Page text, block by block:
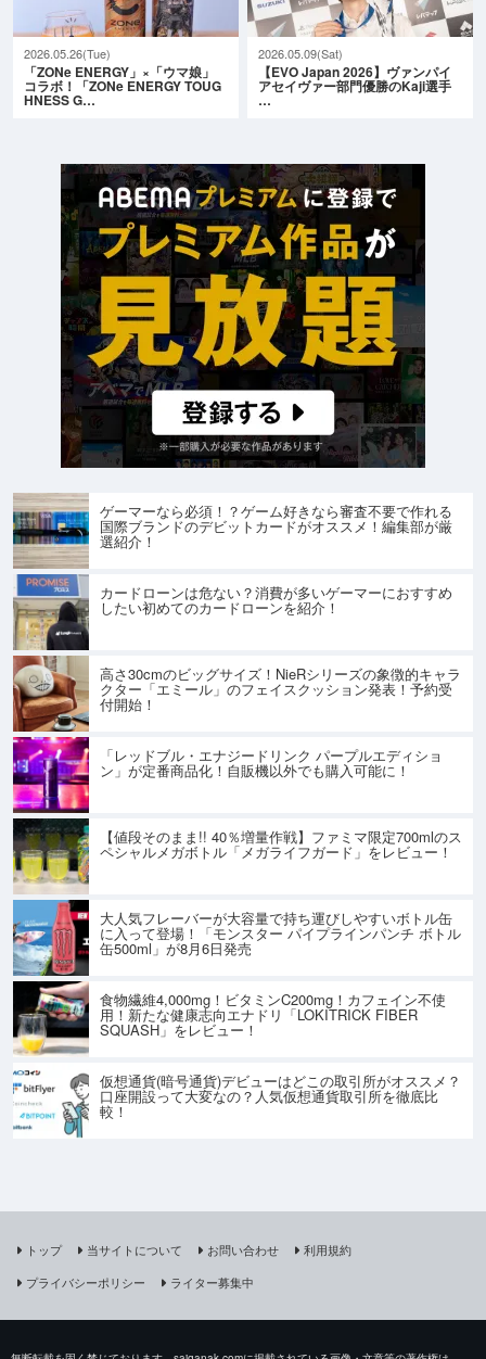
2026.05.26(Tue)
「ZONe ENERGY」×「ウマ娘」
コラボ！「ZONe ENERGY TOUG
HNESS G…
2026.05.09(Sat)
【EVO Japan 2026】ヴァンパイ
アセイヴァー部門優勝のKaji選手
…
ゲーマーなら必須！？ゲーム好きなら審査不要で作れる
国際ブランドのデビットカードがオススメ！編集部が厳
選紹介！
カードローンは危ない？消費が多いゲーマーにおすすめ
したい初めてのカードローンを紹介！
高さ30cmのビッグサイズ！NieRシリーズの象徴的キャラ
クター「エミール」のフェイスクッション発表！予約受
付開始！
「レッドブル・エナジードリンク パープルエディショ
ン」が定番商品化！自販機以外でも購入可能に！
【値段そのまま!! 40％増量作戦】ファミマ限定700mlのス
ペシャルメガボトル「メガライフガード」をレビュー！
大人気フレーバーが大容量で持ち運びしやすいボトル缶
に入って登場！「モンスター パイプラインパンチ ボトル
缶500ml」が8月6日発売
食物繊維4,000mg！ビタミンC200mg！カフェイン不使
用！新たな健康志向エナドリ「LOKITRICK FIBER
SQUASH」をレビュー！
仮想通貨(暗号通貨)デビューはどこの取引所がオススメ？
口座開設って大変なの？人気仮想通貨取引所を徹底比
較！
トップ 当サイトについて お問い合わせ
利用規約
プライバシーポリシー
ライター募集中